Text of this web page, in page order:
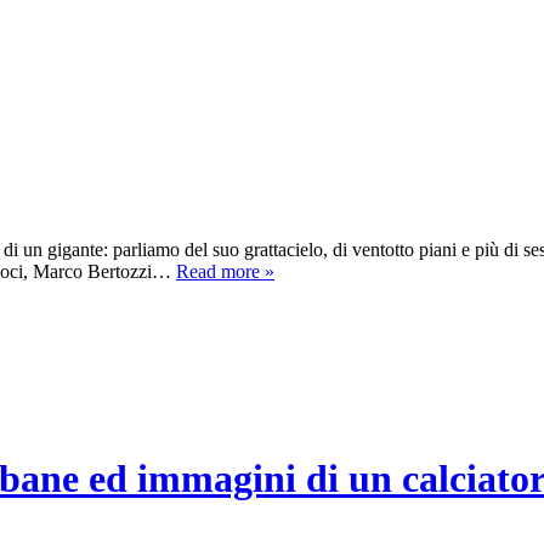
un gigante: parliamo del suo grattacielo, di ventotto piani e più di
Marco Bertozzi… Read more »
ed immagini di un